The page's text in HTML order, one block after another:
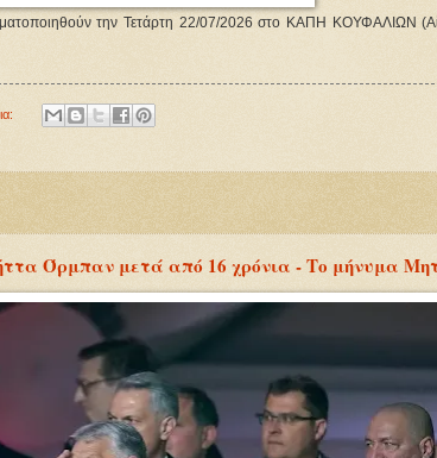
την Τετάρτη 22/07/2026 στο ΚΑΠΗ ΚΟΥΦΑΛΙΩΝ
Όρμπαν μετά από 16 χρόνια - Το μήνυμα